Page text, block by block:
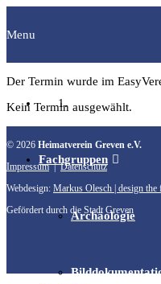
Menu
Startseite
Fachgruppen
Archäologie
Der Termin wurde im
Kein Termin ausgewählt.
© 2026 Heimatverein Greven e.V.
Impressum|Datenschutz
Webdesign: Markus Olesch | design the
Gefördert durch die Stadt Greven